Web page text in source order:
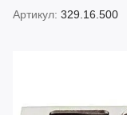
Артикул: 329.16.500